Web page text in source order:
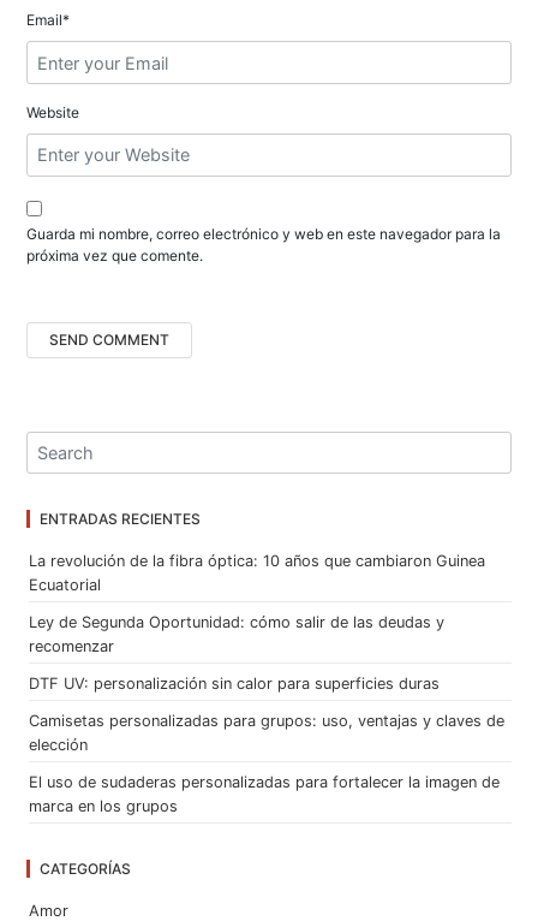
r
a
d
a
s
Email*
Website
Guarda mi nombre, correo electrónico y web en este navegador para la
próxima vez que comente.
ENTRADAS RECIENTES
La revolución de la fibra óptica: 10 años que cambiaron Guinea
Ecuatorial
Ley de Segunda Oportunidad: cómo salir de las deudas y
recomenzar
DTF UV: personalización sin calor para superficies duras
Camisetas personalizadas para grupos: uso, ventajas y claves de
elección
El uso de sudaderas personalizadas para fortalecer la imagen de
marca en los grupos
CATEGORÍAS
Amor